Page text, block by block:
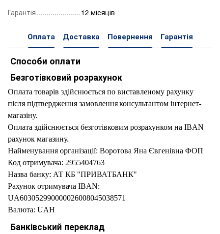
Гарантія
12 місяців
Оплата Доставка Повернення Гарантія
Способи оплати
Безготівковий розрахунок
Оплата товарів здійснюється по виставленому рахунку
після підтвердження замовленняконсультантом інтернет-
магазіну.
Оплата здійснюється безготівковим розрахунком на IBAN
рахунок магазину.
Найменування організації: Воротова Яна Євгенівна ФОП
Код отримувача: 2955404763
Назва банку: АТ КБ "ПРИВАТБАНК"
Рахунок отримувача IBAN:
UA603052990000026008045038571
Валюта: UAH
Банківський переклад